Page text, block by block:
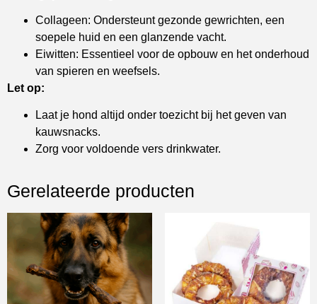
Collageen: Ondersteunt gezonde gewrichten, een
soepele huid en een glanzende vacht.
Eiwitten: Essentieel voor de opbouw en het onderhoud
van spieren en weefsels.
Let op:
Laat je hond altijd onder toezicht bij het geven van
kauwsnacks.
Zorg voor voldoende vers drinkwater.
Gerelateerde producten